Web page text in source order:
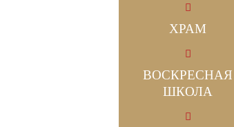
ХРАМ
ВОСКРЕСНАЯ
ШКОЛА